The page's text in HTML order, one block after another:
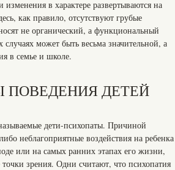
в характере развертываются на
как правило, отсутствуют грубые
не органический, а функциональный
случаях может быть весьма значительной, а
в семье и школе.
ДЕТЕЙ
дети-психопаты. Причиной
неблагоприятные воздействия на ребенка
или на самых ранних этапах его жизни,
зрения. Одни считают, что психопатия